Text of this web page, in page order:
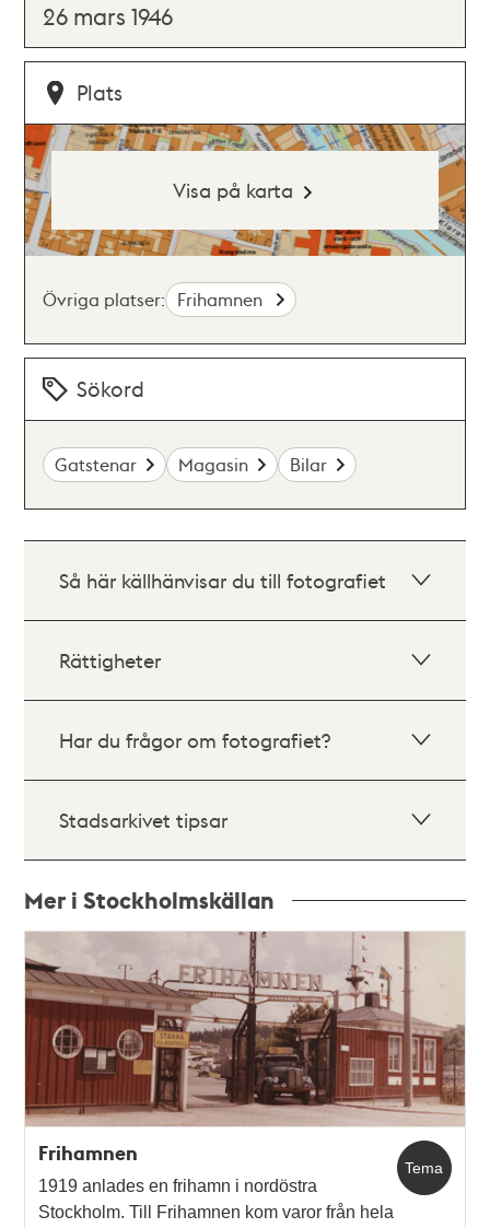
26 mars 1946
Plats
Visa på karta
Övriga platser: Frihamnen
Sökord
Gatstenar Magasin Bilar
Så här källhänvisar du till fotografiet
Rättigheter
Har du frågor om fotografiet?
Stadsarkivet tipsar
Mer i Stockholmskällan
poster
och
teman
Tema
Frihamnen
1919 anlades en frihamn i nordöstra
Stockholm. Till Frihamnen kom varor från hela